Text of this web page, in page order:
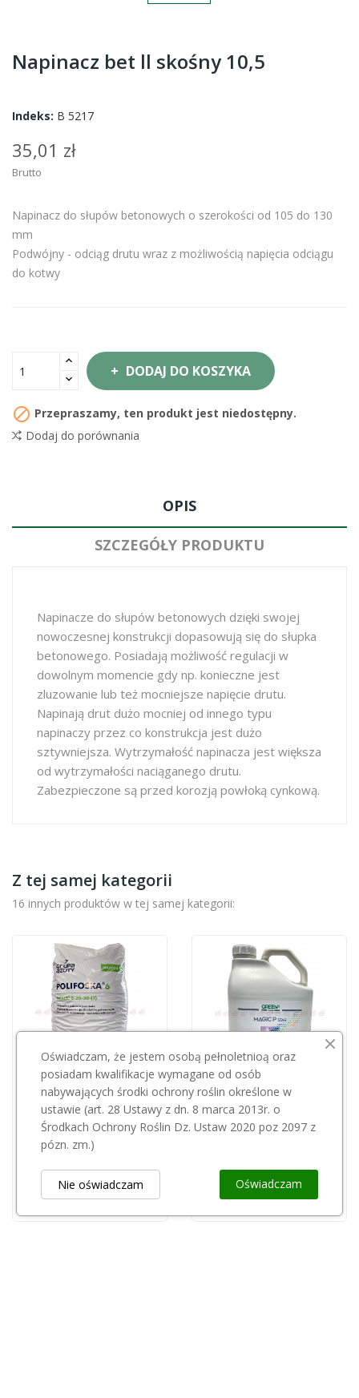
Napinacz bet ll skośny 10,5
Indeks: B 5217
35,01 zł
Brutto
Napinacz do słupów betonowych o szerokości od 105 do 130
mm
Podwójny - odciąg drutu wraz z możliwością napięcia odciągu
do kotwy
DODAJ DO KOSZYKA
 Przepraszamy, ten produkt jest niedostępny.
Dodaj do porównania
OPIS
SZCZEGÓŁY PRODUKTU
Napinacze do słupów betonowych dzięki swojej
nowoczesnej konstrukcji dopasowują się do słupka
betonowego. Posiadają możliwość regulacji w
dowolnym momencie gdy np. konieczne jest
zluzowanie lub też mocniejsze napięcie drutu.
Napinają drut dużo mocniej od innego typu
napinaczy przez co konstrukcja jest dużo
sztywniejsza. Wytrzymałość napinacza jest większa
od wytrzymałości naciąganego drutu.
Zabezpieczone są przed korozją powłoką cynkową.
Z tej samej kategorii
16 innych produktów w tej samej kategorii:
Przepraszamy, ten produkt
jest niedostępny.
178,18 zł
Przepraszamy, ten produkt
jest niedostępny.
352,00 zł
Oświadczam, że jestem osobą pełnoletnioą oraz
posiadam kwalifikacje wymagane od osób
nabywających środki ochrony roślin określone w
ustawie (art. 28 Ustawy z dn. 8 marca 2013r. o
Środkach Ochrony Roślin Dz. Ustaw 2020 poz 2097 z
pózn. zm.)
Oświadczam
Nie oświadczam